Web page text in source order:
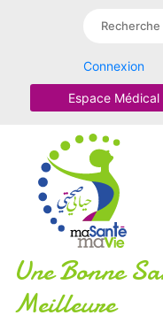
Connexion
Espace Médical
Une Bonne
Meilleure